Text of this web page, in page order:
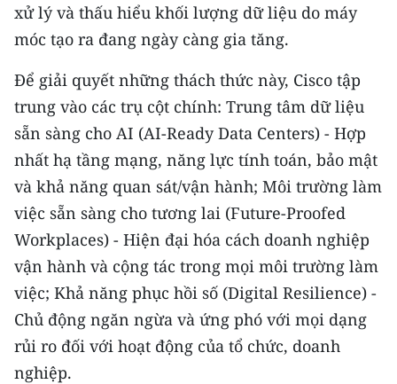
xử lý và thấu hiểu khối lượng dữ liệu do máy
móc tạo ra đang ngày càng gia tăng.
Để giải quyết những thách thức này, Cisco tập
trung vào các trụ cột chính: Trung tâm dữ liệu
sẵn sàng cho AI (AI-Ready Data Centers) - Hợp
nhất hạ tầng mạng, năng lực tính toán, bảo mật
và khả năng quan sát/vận hành; Môi trường làm
việc sẵn sàng cho tương lai (Future-Proofed
Workplaces) - Hiện đại hóa cách doanh nghiệp
vận hành và cộng tác trong mọi môi trường làm
việc; Khả năng phục hồi số (Digital Resilience) -
Chủ động ngăn ngừa và ứng phó với mọi dạng
rủi ro đối với hoạt động của tổ chức, doanh
nghiệp.